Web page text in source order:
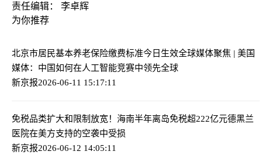
责任编辑： 李卓辉
为你推荐
北京市居民基本养老保险缴费标准今日生效全球媒体聚焦 | 美国
媒体：中国如何在人工智能竞赛中领先全球
新京报2026-06-11 15:17:11
免税品类扩大和限制放宽！海南半年离岛免税超222亿元德黑兰
医院在美方支持的空袭中受损
新京报2026-06-12 14:05:11